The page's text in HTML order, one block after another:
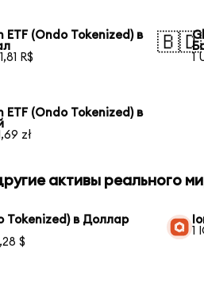
ETF (Ondo Tokenized) в
R$
🇧🇩
1
ETF (Ondo Tokenized) в
zł
активы реального
Tokenized) в Доллар
$
1